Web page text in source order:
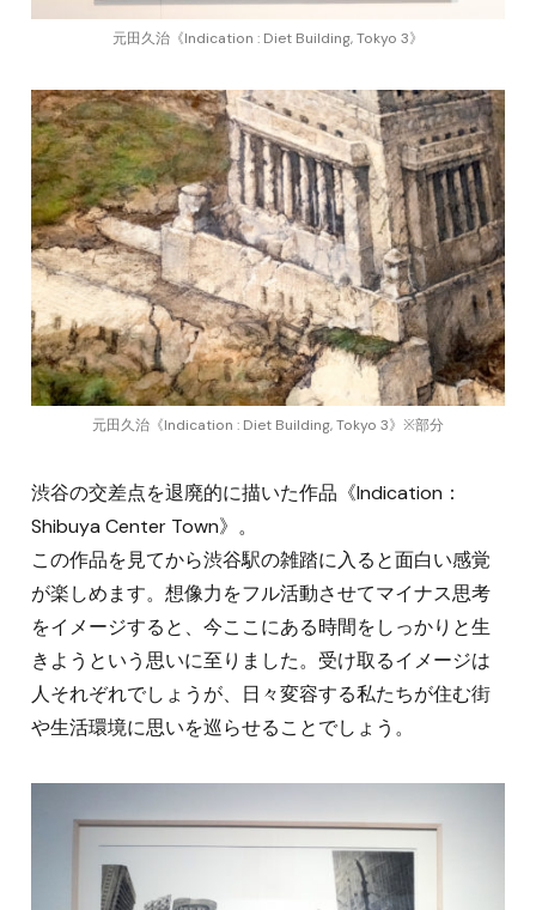
元田久治《Indication : Diet Building, Tokyo 3》
元田久治《Indication : Diet Building, Tokyo 3》※部分
渋谷の交差点を退廃的に描いた作品《Indication：
Shibuya Center Town》。
この作品を見てから渋谷駅の雑踏に入ると面白い感覚
が楽しめます。想像力をフル活動させてマイナス思考
をイメージすると、今ここにある時間をしっかりと生
きようという思いに至りました。受け取るイメージは
人それぞれでしょうが、日々変容する私たちが住む街
や生活環境に思いを巡らせることでしょう。